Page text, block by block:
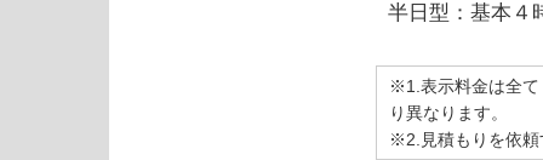
半日型：基本４
※1.表示料金は全て
り異なります。
※2.見積もりを依頼